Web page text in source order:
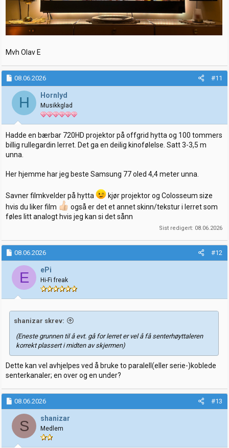
Mvh Olav E
08.06.2026 #11
H Hornlyd
Musikkglad
Hadde en bærbar 720HD projektor på offgrid hytta og 100 tommers
billig rullegardin lerret. Det ga en deilig kinofølelse. Satt 3-3,5 m
unna.
Her hjemme har jeg beste Samsung 77 oled 4,4 meter unna.
Savner filmkvelder på hytta
kjør projektor og Colosseum size
hvis du liker film
også er det et annet skinn/tekstur i lerret som
føles litt analogt hvis jeg kan si det sånn
Sist redigert: 08.06.2026
08.06.2026 #12
E ePi
Hi-Fi freak
shanizar skrev:
(Eneste grunnen til å evt. gå for lerret er vel å få senterhøyttaleren
korrekt plassert i midten av skjermen)
Dette kan vel avhjelpes ved å bruke to paralell(eller serie-)koblede
senterkanaler; en over og en under?
08.06.2026 #13
S shanizar
Medlem